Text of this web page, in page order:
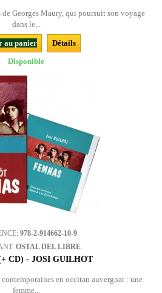
Georges Maury, qui poursuit son voyage
dans le...
au panier
Détails
Disponible
978-2-914662-10-9
OSTAL DEL LIBRE
CD) - JOSÍ GUILHÒT
en occitan auvergnat : une
femme...